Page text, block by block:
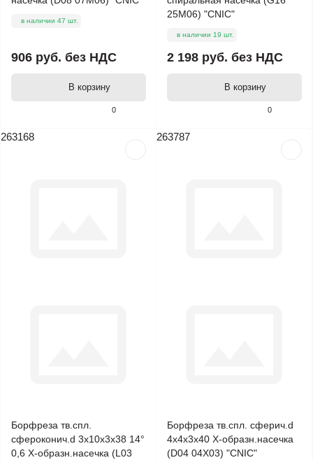
0
в наличии 47 шт.
906 руб. без НДС
В корзину
0
25М06) "CNIC"
в наличии 19 шт.
2 198 руб. без НДС
В корзину
263168
Борфреза тв.спл.
сфероконич.d 3х10х3х38 14°
0,6 Х-образн.насечка (L03
263787
Борфреза тв.спл. сферич.d
4х4х3х40 Х-образн.насечка
(D04 04Х03) "CNIC"